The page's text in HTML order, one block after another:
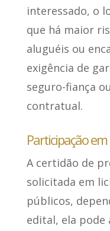
interessado, o
que há maior
aluguéis ou
exigência de
seguro-fiança
contratual.
Participação
A certidão de
solicitada em
públicos,
edital, ela pode